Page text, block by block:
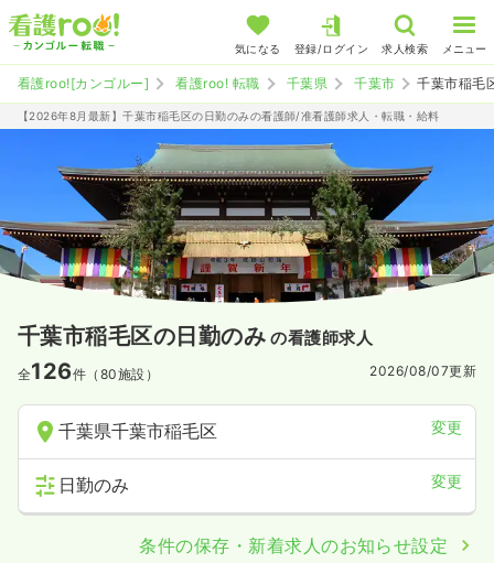
気になる 登録/ログイン 求人検索 メニュー
看護roo![カンゴルー] 看護roo! 転職 千葉県 千葉市 千葉市稲毛
【2026年8月最新】千葉市稲毛区の日勤のみの看護師/准看護師求人・転職・給料
千葉市稲毛区の日勤のみ の看護師求人
全126件（80施設） 2026/08/07更新
千葉県千葉市稲毛区 変更
日勤のみ 変更
条件の保存・新着求人のお知らせ設定